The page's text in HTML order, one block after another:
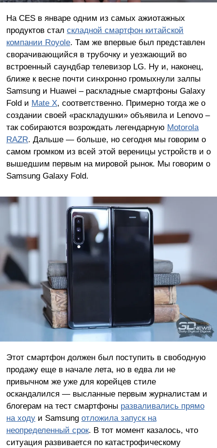
На CES в январе одним из самых ажиотажных
продуктов стал складной смартфон китайской
компании Royole. Там же впервые был представлен
сворачивающийся в трубочку и уезжающий во
встроенный саундбар телевизор LG. Ну и, наконец,
ближе к весне почти синхронно громыхнули залпы
Samsung и Huawei – раскладные смартфоны Galaxy
Fold и Mate X, соответственно. Примерно тогда же о
создании своей «раскладушки» объявила и Lenovo –
так собираются возрождать легендарную Motorola
RAZR. Дальше — больше, но сегодня мы говорим о
самом громком из всей этой вереницы устройств и о
вышедшим первым на мировой рынок. Мы говорим о
Samsung Galaxy Fold.
Этот смартфон должен был поступить в свободную
продажу еще в начале лета, но в едва ли не
привычном же уже для корейцев стиле
оскандалился — высланные первым журналистам и
блогерам на тест смартфоны разваливались прямо
на ходуи Samsung отложила запуск на
неопределенный срок. В тот момент казалось, что
ситуация развивается по катастрофическому